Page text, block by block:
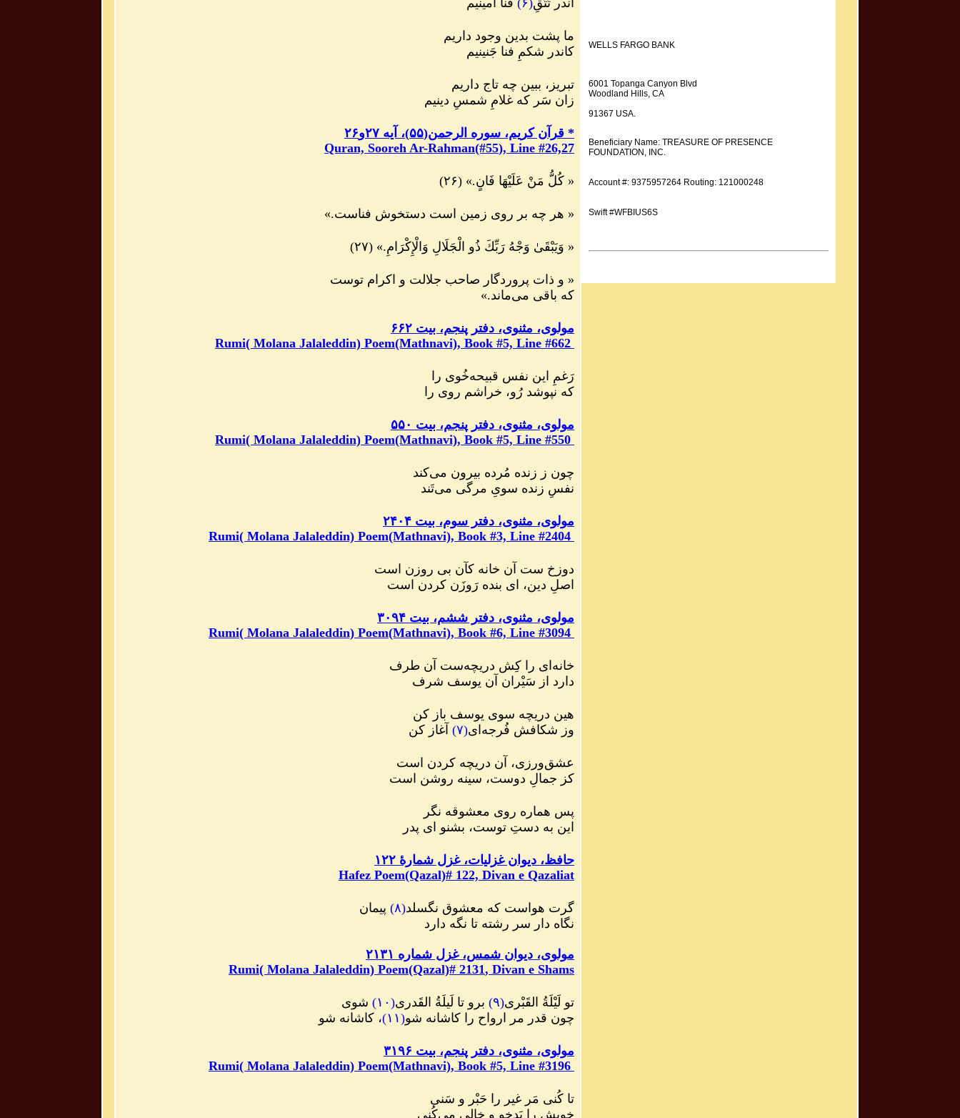
ما پشت بدین وجود داریم
کاندر شکمِ فنا جَنینیم
تبریز، ببین چه تاج داریم
زان سَر که غلامِ شمسِ دینیم
* قرآن کریم، سوره الرحمن(۵۵)، آیه ۲۷و۲۶
Quran, Sooreh Ar-Rahman(#55), Line #26,27
« كُلُّ مَنْ عَلَيْهَا فَانٍ.»
(۲۶)
« هر چه بر روى زمين است دستخوش فناست.»
« وَيَبْقَىٰ وَجْهُ رَبِّكَ ذُو الْجَلَالِ وَالْإِكْرَامِ.»
(٢٧)
« و ذات پروردگار صاحب جلالت و اكرام توست
كه باقى مىماند.»
مولوی، مثنوی، دفتر پنجم، بیت ۶۶۲
Rumi( Molana Jalaleddin) Poem(Mathnavi), Book #5, Line #662
رَغمِ این نفس قبیحهخُوی را
که نپوشد رُو، خراشم روی را
مولوی، مثنوی، دفتر پنجم، بیت ۵۵۰
Rumi( Molana Jalaleddin) Poem(Mathnavi), Book #5, Line #550
چون ز زنده مُرده بیرون میکند
نفسِ زنده سویِ مرگی میتَند
مولوی، مثنوی، دفتر سوم، بیت ۲۴۰۴
Rumi( Molana Jalaleddin) Poem(Mathnavi), Book #3, Line #2404
دوزخ ست آن خانه کآن بی روزن است
اصلِ دین، ای بنده رَوزَن کردن است
مولوی، مثنوی، دفتر ششم، بیت ۳۰۹۴
Rumi( Molana Jalaleddin) Poem(Mathnavi), Book #6, Line #3094
خانهای را کِش دریچهست آن طرف
دارد از سَیْران آن یوسف شرف
هین دریچه سوی یوسف باز کن
وز شکافش فُرجهای(۷) آغاز کن
عشقورزی، آن دریچه کردن است
کز جمالِ دوست، سینه روشن است
پس هماره روی معشوقه نگر
این به دستِ توست، بشنو ای پدر
حافظ، دیوان غزلیات، غزل شمارهٔ ۱۲۲
Hafez Poem(Qazal)# 122, Divan e Qazaliat
گرت هواست که معشوق نگسلد(۸) پیمان
نگاه دار سر رشته تا نگه دارد
مولوی، دیوان شمس، غزل شماره ۲۱۳۱
Rumi( Molana Jalaleddin) Poem(Qazal)# 2131, Divan e Shams
تو لَیْلَةُ القَبْری(۹) برو تا لَیلَةُ القَدری( ۱۰) شوی
چون قدر مر ارواح را کاشانه شو(۱۱)، کاشانه شو
مولوی، مثنوی، دفتر پنجم، بیت ۳۱۹۶
Rumi( Molana Jalaleddin) Poem(Mathnavi), Book #5, Line #3196
تا کُنی مَر غیر را حَبْر و سَنی
خویش را بَدخو و خالی میکُنی
WELLS FARGO BANK
6001 Topanga Canyon Blvd
Woodland Hills, CA
91367 USA.
Beneficiary Name: TREASURE OF PRESENCE
FOUNDATION, INC.
Account #: 9375957264 Routing: 121000248
Swift #WFBIUS6S